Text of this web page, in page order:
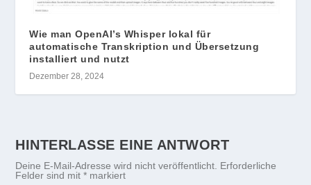
Wie man OpenAI’s Whisper lokal für
automatische Transkription und Übersetzung
installiert und nutzt
Dezember 28, 2024
HINTERLASSE EINE ANTWORT
Deine E-Mail-Adresse wird nicht veröffentlicht. Erforderliche
Felder sind mit* markiert